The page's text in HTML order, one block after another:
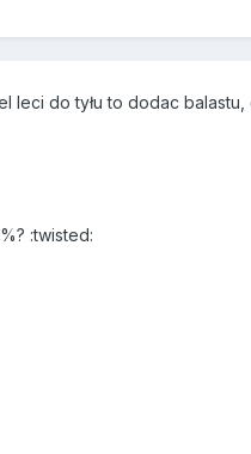
leci do tyłu to dodac
:twisted: